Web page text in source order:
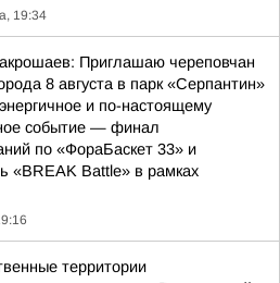
19:34
Приглашаю череповчан
8 августа в парк «Серпантин»
и по-настоящему
событие — финал
по «ФораБаскет 33» и
«BREAK Battle» в рамках
территории